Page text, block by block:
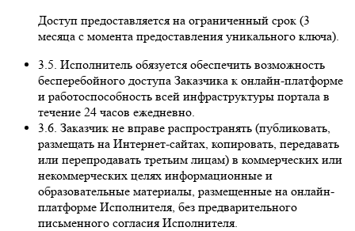
Доступ предоставляется на ограниченный срок (3
месяца с момента предоставления уникального ключа).
3.5. Исполнитель обязуется обеспечить возможность
бесперебойного доступа Заказчика к онлайн-платформе
и работоспособность всей инфраструктуры портала в
течение 24 часов ежедневно.
3.6. Заказчик не вправе распространять (публиковать,
размещать на Интернет-сайтах, копировать, передавать
или перепродавать третьим лицам) в коммерческих или
некоммерческих целях информационные и
образовательные материалы, размещенные на онлайн-
платформе Исполнителя, без предварительного
письменного согласия Исполнителя.